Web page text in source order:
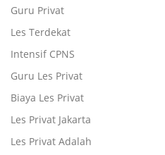
Guru Privat
Les Terdekat
Intensif CPNS
Guru Les Privat
Biaya Les Privat
Les Privat Jakarta
Les Privat Adalah